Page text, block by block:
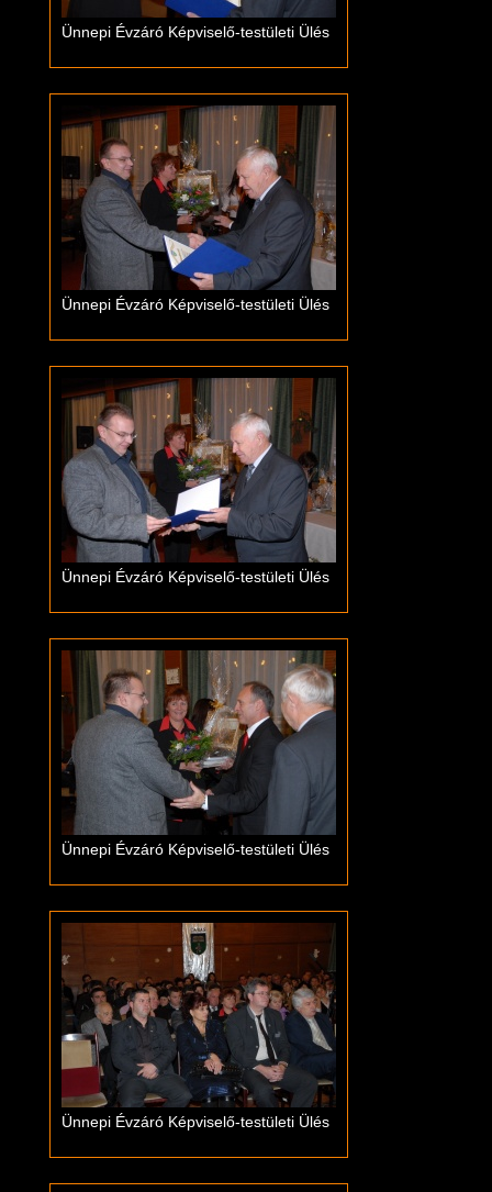
Ünnepi Évzáró Képviselő-testületi Ülés
Ünnepi Évzáró Képviselő-testületi Ülés
Ünnepi Évzáró Képviselő-testületi Ülés
Ünnepi Évzáró Képviselő-testületi Ülés
Ünnepi Évzáró Képviselő-testületi Ülés